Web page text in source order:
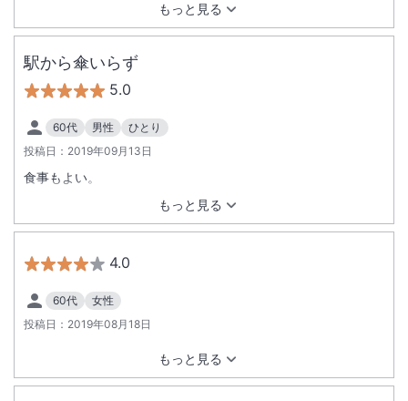
もっと見る
駅から傘いらず
5.0
60代 男性
ひとり
投稿日： 2019年09月13日
もっと見る
食事もよい。
4.0
60代
女性
投稿日： 2019年08月18日
もっと見る